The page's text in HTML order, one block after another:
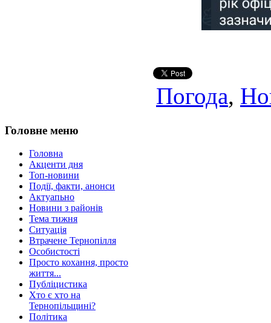
Погода,
Головне меню
Головна
Акценти дня
Топ-новини
Події, факти, анонси
Актуапьно
Новини з районів
Тема тижня
Ситуація
Втрачене Тернопілля
Особистості
Просто кохання, просто
життя...
Публіцистика
Хто є хто на
Тернопільщині?
Політика